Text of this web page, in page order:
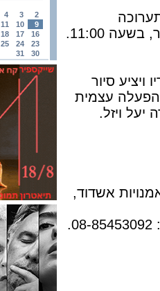
2
3
4
9
10
11
16
17
18
23
24
25
30
31
"להתבוננות בעין אחת, מקרוב...." באצירת יונה פישר, בשעה 11:00.
סיור
עצמית
ויזל.
העברי 16 מרכז האמנויות אשדוד,